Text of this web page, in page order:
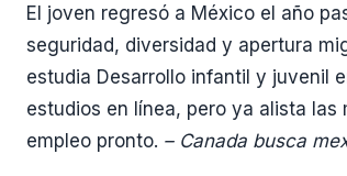
El joven regresó a México el año
seguridad, diversidad y apertura
estudia Desarrollo infantil y juvenil
estudios en línea, pero ya alista
empleo pronto. – Canada busca